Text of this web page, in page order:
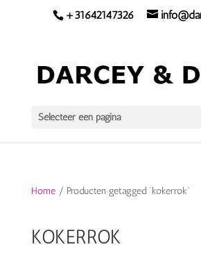
+31642147326
Selecteer een pagina
Home/ Producten getagged “kokerrok”
KOKERROK